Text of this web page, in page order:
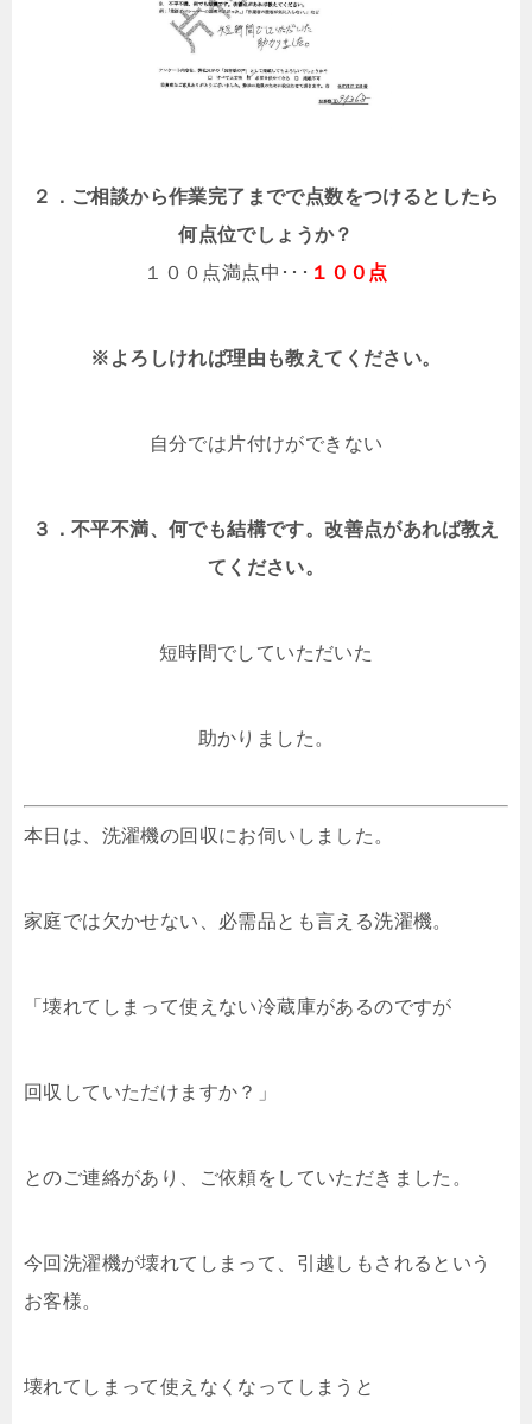
２．ご相談から作業完了までで点数をつけるとしたら
何点位でしょうか？
１００点満点中･･･ １００点
※よろしければ理由も教えてください。
自分では片付けができない
３．不平不満、何でも結構です。改善点があれば教え
てください。
短時間でしていただいた
助かりました。
本日は、洗濯機の回収にお伺いしました。
家庭では欠かせない、必需品とも言える洗濯機。
「壊れてしまって使えない冷蔵庫があるのですが
回収していただけますか？」
とのご連絡があり、ご依頼をしていただきました。
今回洗濯機が壊れてしまって、引越しもされるという
お客様。
壊れてしまって使えなくなってしまうと